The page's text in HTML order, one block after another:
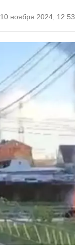
10 ноября 2024, 12:53